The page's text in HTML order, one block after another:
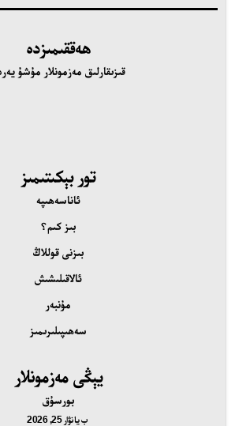
ھەققىمىزدە
قىزىقارلىق مەزمونلار مۇشۇ يەردە
تور بېكىتىمىز
ئاناسەھىپە
بىز كىم؟
بىزنى قوللاڭ
ئالاقىلىشىش
مۇنبەر
سەھىپىلىرىمىز
يېڭى مەزمونلار
بورسۇق
يانۋار 25, 2026